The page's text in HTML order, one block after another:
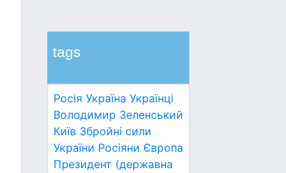
tags
Росія Україна Українці
Володимир Зеленський
Київ Збройні сили
України Росіяни Європа
Президент (державна